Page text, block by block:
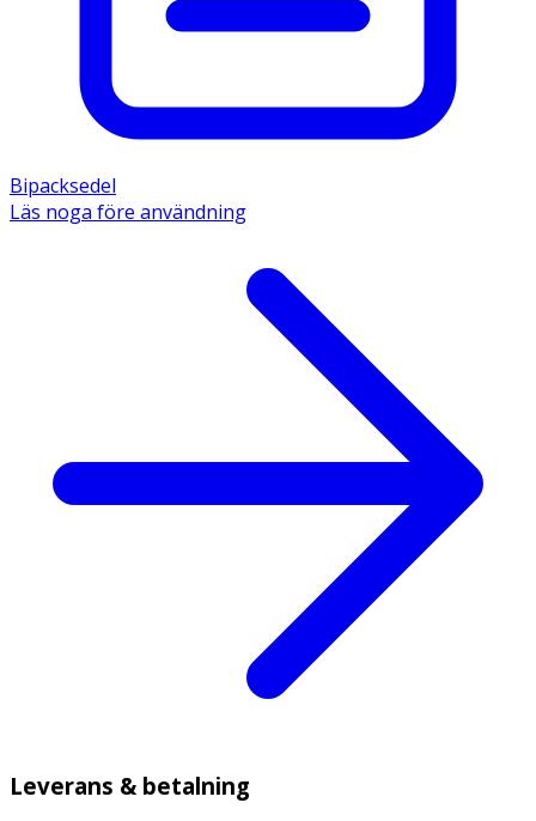
Bipacksedel
Läs noga före användning
Leverans & betalning